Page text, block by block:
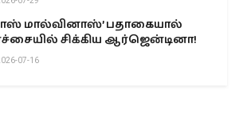
மால்வினாஸ்’ பதாகையால்
சிக்கிய ஆர்ஜென்டினா!
07-16